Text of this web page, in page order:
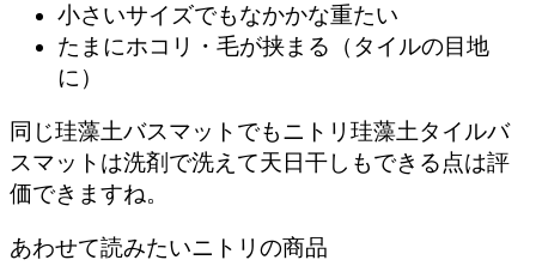
小さいサイズでもなかかな重たい
たまにホコリ・毛が挟まる（タイルの目地
に）
同じ珪藻土バスマットでもニトリ珪藻土タイルバ
スマットは洗剤で洗えて天日干しもできる点は評
価できますね。
あわせて読みたいニトリの商品